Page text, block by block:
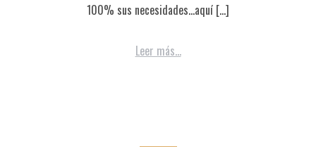
100% sus necesidades…aquí […]
Leer más...